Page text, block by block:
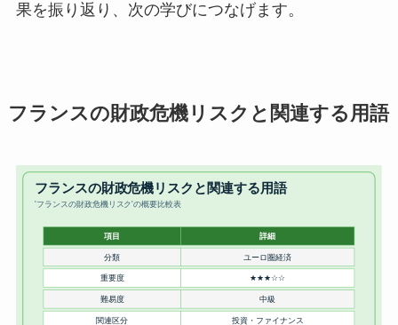
果を振り返り、次の学びにつなげます。
フランスの財政危機リスクと関連する用語